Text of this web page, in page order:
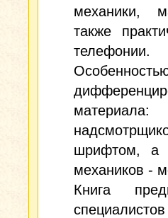
механики,
также
телефонии.
шрифтом, а
механиков -
Книга